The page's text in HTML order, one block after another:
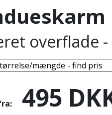
overflade
495